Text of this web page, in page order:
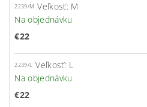
2239/M Veľkosť: M
Na objednávku
€22
2239/L Veľkosť: L
Na objednávku
€22